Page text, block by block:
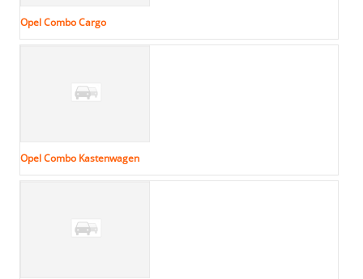
Opel Combo Cargo
Opel Combo Kastenwagen